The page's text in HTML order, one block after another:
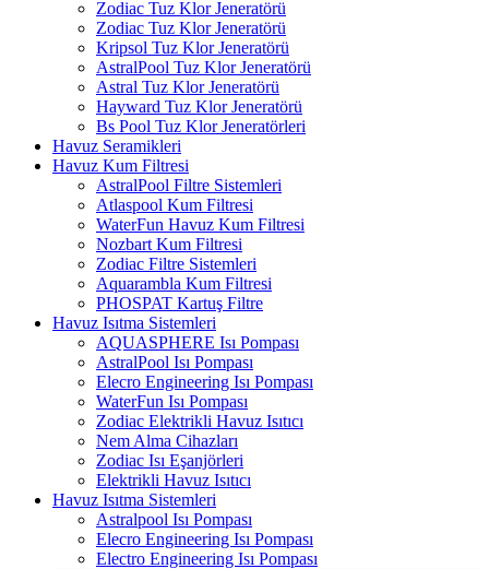
Zodiac Tuz Klor Jeneratörü
Zodiac Tuz Klor Jeneratörü
Kripsol Tuz Klor Jeneratörü
AstralPool Tuz Klor Jeneratörü
Astral Tuz Klor Jeneratörü
Hayward Tuz Klor Jeneratörü
Bs Pool Tuz Klor Jeneratörleri
Havuz Seramikleri
Havuz Kum Filtresi
AstralPool Filtre Sistemleri
Atlaspool Kum Filtresi
WaterFun Havuz Kum Filtresi
Nozbart Kum Filtresi
Zodiac Filtre Sistemleri
Aquarambla Kum Filtresi
PHOSPAT Kartuş Filtre
Havuz Isıtma Sistemleri
AQUASPHERE Isı Pompası
AstralPool Isı Pompası
Elecro Engineering Isı Pompası
WaterFun Isı Pompası
Zodiac Elektrikli Havuz Isıtıcı
Nem Alma Cihazları
Zodiac Isı Eşanjörleri
Elektrikli Havuz Isıtıcı
Havuz Isıtma Sistemleri
Astralpool Isı Pompası
Elecro Engineering Isı Pompası
Electro Engineering Isı Pompası